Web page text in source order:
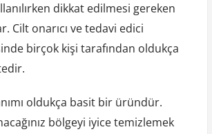
dikkat edilmesi gereken
Cilt onarıcı ve tedavi edici
birçok kişi tarafından oldukça
oldukça basit bir üründür.
bölgeyi iyice temizlemek